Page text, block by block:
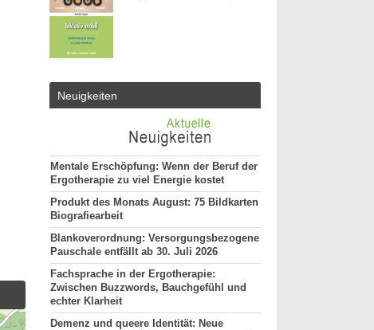
Neuigkeiten
Mentale Erschöpfung: Wenn der Beruf der
Ergotherapie zu viel Energie kostet
Produkt des Monats August: 75 Bildkarten
Biografiearbeit
Blankoverordnung: Versorgungsbezogene
Pauschale entfällt ab 30. Juli 2026
Fachsprache in der Ergotherapie:
Zwischen Buzzwords, Bauchgefühl und
echter Klarheit
Demenz und queere Identität: Neue